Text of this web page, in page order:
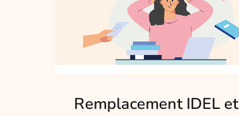
Remplacement IDEL et